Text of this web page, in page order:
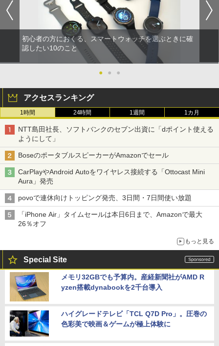
初心者の方におくる、スマートウォッチを選ぶときに確
認したい10のこと
● ● ●
アクセスランキング
1時間 24時間 1週間 1カ月
NTT島田社長、ソフトバンクのセブン出資に「dポイント使える
ようにして」
BoseのポータブルスピーカーがAmazonでセール
CarPlayやAndroid Autoをワイヤレス接続する「Ottocast Mini
Aura」発売
povoで連休向けトッピング発売、3日間・7日間使い放題
「iPhone Air」タイムセールは本日6日まで、Amazonで最大
26％オフ
もっと見る
Special Site
メモリ32GBでも予算内。産経新聞社がAMD R
yzen搭載dynabookを2千台導入
ハイグレードテレビ「TCL Q7D Pro」。圧巻の
色彩美で映画＆ゲームが極上体験に